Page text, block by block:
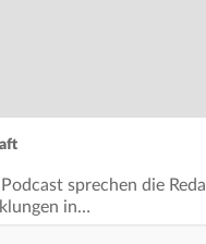
sprechen die
in…